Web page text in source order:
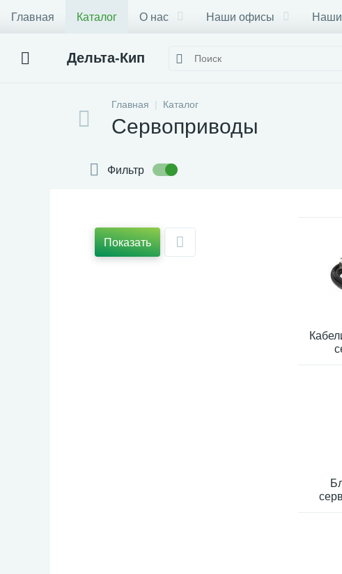
Главная Каталог О нас Наши офисы Наши
Дельта-Кип
Главная Каталог
Сервоприводы
Фильтр
Показать